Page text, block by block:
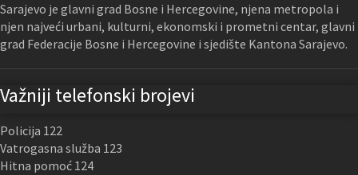
Sarajevo je glavni grad Bosne i Hercegovine, njena metropola i
njen najveći urbani, kulturni, ekonomski i prometni centar, glavni
grad Federacije Bosne i Hercegovine i sjedište Kantona Sarajevo.
Važniji telefonski brojevi
Policija 122
Vatrogasna služba 123
Hitna pomoć 124